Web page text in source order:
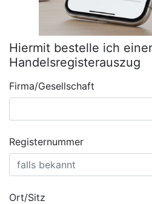
Hiermit bestelle ich
Handelsregisterauszug
Firma/Gesellschaft
Registernummer
Ort/Sitz